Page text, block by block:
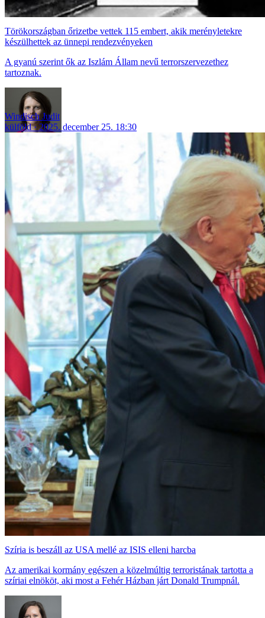
Törökországban őrizetbe vettek 115 embert, akik merényletekre
készülhettek az ünnepi rendezvényeken
A gyanú szerint ők az Iszlám Állam nevű terrorszervezethez
tartoznak.
Windisch Judit
külföld
2025. december 25. 18:30
Szíria is beszáll az USA mellé az ISIS elleni harcba
Az amerikai kormány egészen a közelmúltig terroristának tartotta a
szíriai elnököt, aki most a Fehér Házban járt Donald Trumpnál.